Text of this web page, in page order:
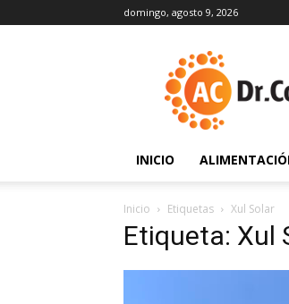
domingo, agosto 9, 2026
INICIO
Inicio Etiquetas Xul Solar
Etiqueta: Xul